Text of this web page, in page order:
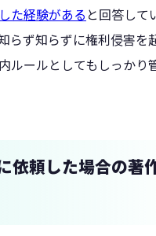
た経験がある と回答して
らず知らずに権利侵害を
ルールとしてもしっかり
依頼した場合の著